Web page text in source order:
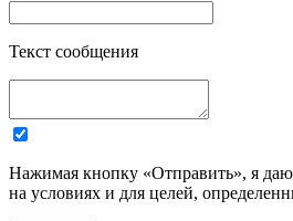
Текст сообщения
Нажимая кнопку «Отправить», я
на условиях и для целей,